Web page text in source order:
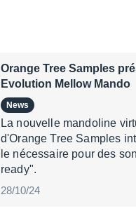
Orange Tree Samples
Evolution Mellow Mando
News
La nouvelle mandoline
d'Orange Tree Samples
le nécessaire pour des
ready".
28/10/24